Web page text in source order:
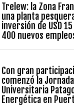
Trelew: la Zona
una planta
inversión de USD
400 nuevos
Con gran
comenzó la Jornada
Universitaria
Energética en